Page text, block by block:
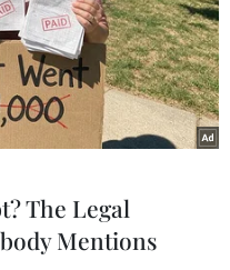
sẵn sàng "tuyên
cho là "lợi dụng
mại toàn cầu./.
(TTXVN/Vietnam+)
The Legal
Mentions